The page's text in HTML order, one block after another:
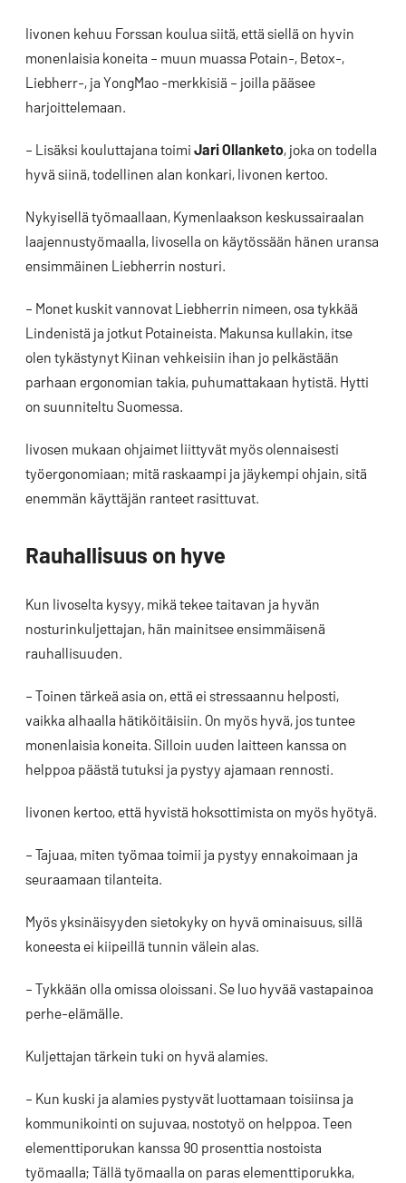
Iivonen kehuu Forssan koulua siitä, että siellä on hyvin
monenlaisia koneita – muun muassa Potain-, Betox-,
Liebherr-, ja YongMao -merkkisiä – joilla pääsee
harjoittelemaan.
– Lisäksi kouluttajana toimi Jari Ollanketo, joka on todella
hyvä siinä, todellinen alan konkari, Iivonen kertoo.
Nykyisellä työmaallaan, Kymenlaakson keskussairaalan
laajennustyömaalla, Iivosella on käytössään hänen uransa
ensimmäinen Liebherrin nosturi.
– Monet kuskit vannovat Liebherrin nimeen, osa tykkää
Lindenistä ja jotkut Potaineista. Makunsa kullakin, itse
olen tykästynyt Kiinan vehkeisiin ihan jo pelkästään
parhaan ergonomian takia, puhumattakaan hytistä. Hytti
on suunniteltu Suomessa.
Iivosen mukaan ohjaimet liittyvät myös olennaisesti
työergonomiaan; mitä raskaampi ja jäykempi ohjain, sitä
enemmän käyttäjän ranteet rasittuvat.
Rauhallisuus on hyve
Kun Iivoselta kysyy, mikä tekee taitavan ja hyvän
nosturinkuljettajan, hän mainitsee ensimmäisenä
rauhallisuuden.
– Toinen tärkeä asia on, että ei stressaannu helposti,
vaikka alhaalla hätiköitäisiin. On myös hyvä, jos tuntee
monenlaisia koneita. Silloin uuden laitteen kanssa on
helppoa päästä tutuksi ja pystyy ajamaan rennosti.
Iivonen kertoo, että hyvistä hoksottimista on myös hyötyä.
– Tajuaa, miten työmaa toimii ja pystyy ennakoimaan ja
seuraamaan tilanteita.
Myös yksinäisyyden sietokyky on hyvä ominaisuus, sillä
koneesta ei kiipeillä tunnin välein alas.
– Tykkään olla omissa oloissani. Se luo hyvää vastapainoa
perhe-elämälle.
Kuljettajan tärkein tuki on hyvä alamies.
– Kun kuski ja alamies pystyvät luottamaan toisiinsa ja
kommunikointi on sujuvaa, nostotyö on helppoa. Teen
elementtiporukan kanssa 90 prosenttia nostoista
työmaalla; Tällä työmaalla on paras elementtiporukka,